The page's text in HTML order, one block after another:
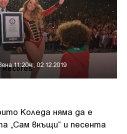
11:20ч., 02.12.2019
Records
Коледа няма да е
„Сам вкъщи“ и песента